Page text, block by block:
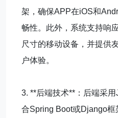
架，确保APP在iOS和
畅性。此外，系统支持响
尺寸的移动设备，并提供
户体验。
3. **后端技术**：后端采
合Spring Boot或Django